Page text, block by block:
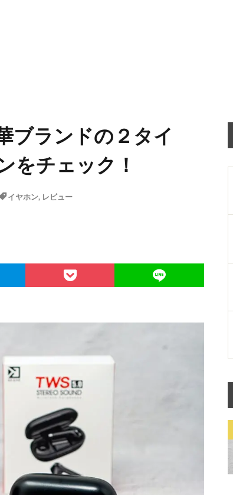
ブランドの２タイ
をチェック！
イヤホン, レビュー